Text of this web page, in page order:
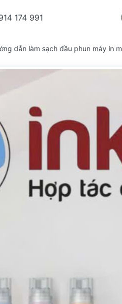
174 991
dẫn làm sạch đầu phun máy in